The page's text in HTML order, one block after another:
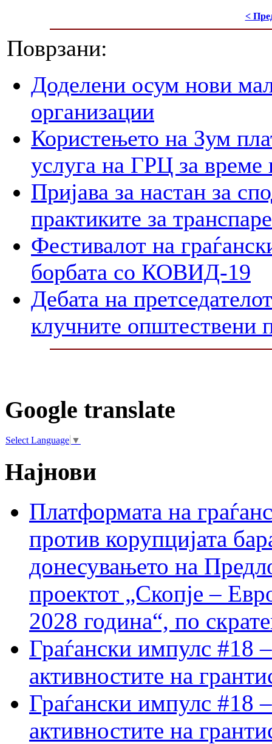
<
Поврзани:
Доделени осум нови
организации
Користењето на Зум
услуга на ГРЦ за време
Пријава за настан за
практиките за
Фестивалот на
борбата со КОВИД-19
Дебата на
клучните општествени
Google translate
Select Language ▼
Најнови
Платформата на
против корупцијата
донесувањето на
проектот „Скопје –
2028 година“, по
Граѓански импулс #18
активностите на
Граѓански импулс #18
активностите на